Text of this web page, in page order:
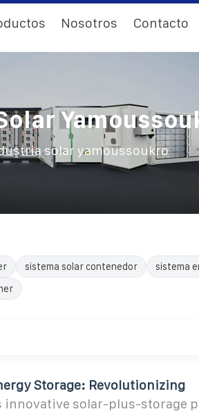
Nosotros Contacto
solar yamoussoukro
sistema solar contenedor
sistema
Storage: Revolutionizing
innovative solar-plus-storage